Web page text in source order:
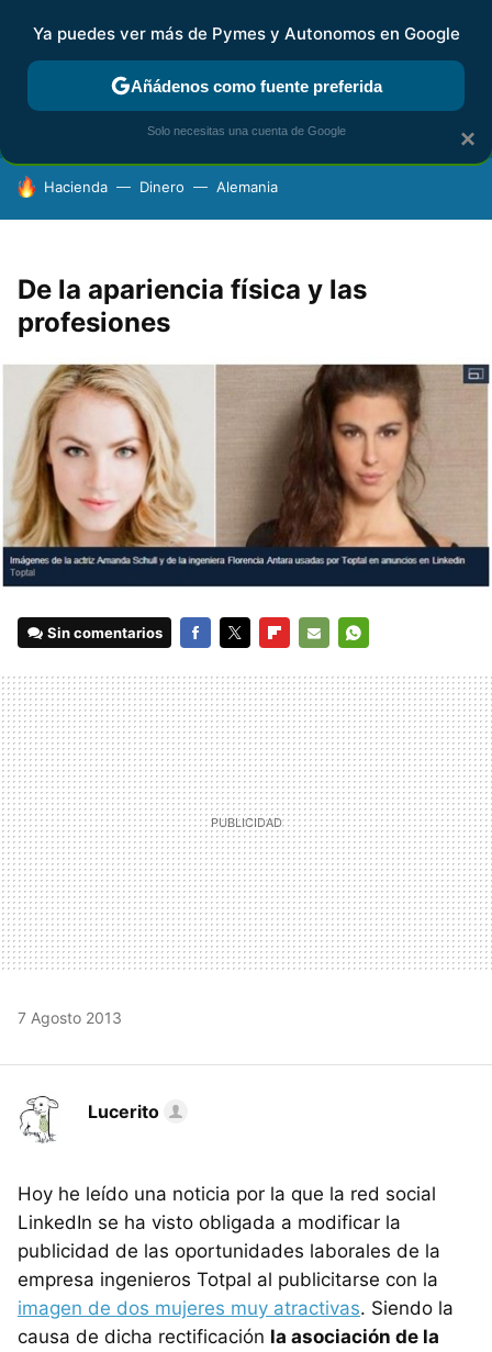
FISCALIDAD Y CONTABILIDAD KIT DIGITAL RENTA
HOY SE HABLA DE
Hacienda Dinero Alemania
De la apariencia física y las
profesiones
Sin comentarios
MAIL
7 Agosto 2013
Lucerito
Hoy he leído una noticia por la que la red social
LinkedIn se ha visto obligada a modificar la
publicidad de las oportunidades laborales de la
empresa ingenieros Totpal al publicitarse con la
imagen de dos mujeres muy atractivas. Siendo la
causa de dicha rectificación la asociación de la
×
Ya puedes ver más de Pymes y Autonomos en Google
Añádenos como fuente preferida
Solo necesitas una cuenta de Google